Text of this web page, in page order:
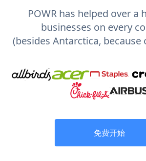
POWR has helped over a
businesses on every
(besides Antarctica, because
免费开始